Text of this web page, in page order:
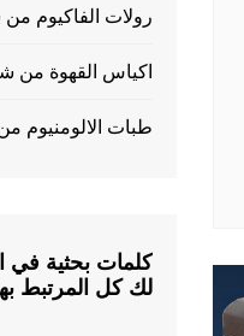
رولات الفاكيوم
اكياس القهوة من
طبات الالومنيوم
كلمات بحثية في
لك كل المرتبط